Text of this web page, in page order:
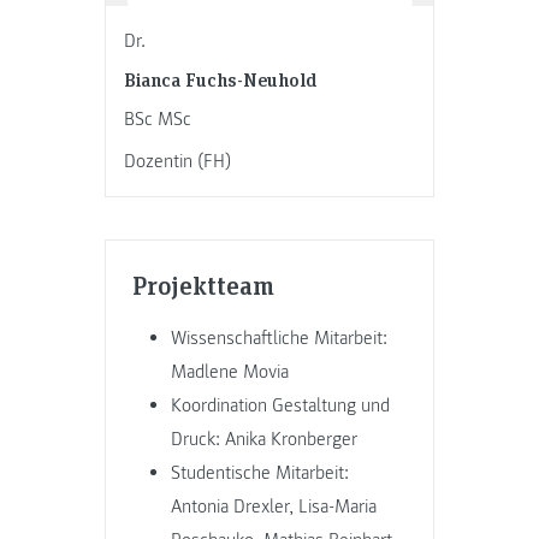
Dr.
Bianca Fuchs-Neuhold
BSc MSc
Dozentin (FH)
Projektteam
Wissenschaftliche Mitarbeit:
Madlene Movia
Koordination Gestaltung und
Druck: Anika Kronberger
Studentische Mitarbeit:
Antonia Drexler, Lisa-Maria